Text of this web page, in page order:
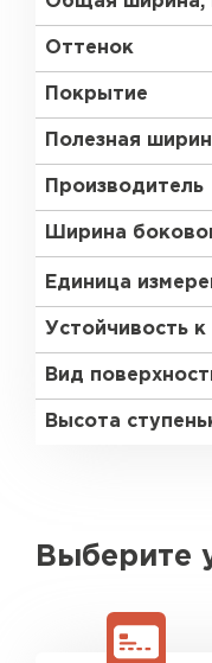
Оттенок
Покрытие
Полезная
Производитель
Ширина
Единица
Устойчивость
Вид
Высота
Выберите